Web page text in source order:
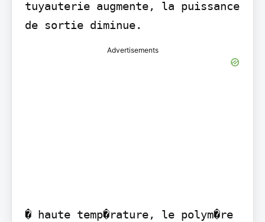
tuyauterie augmente, la puissance
de sortie diminue.
Advertisements
� haute temp�rature, le polym�re